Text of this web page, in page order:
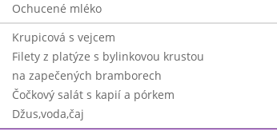
Ochucené mléko
Krupicová s vejcem
Filety z platýze s bylinkovou krustou
na zapečených bramborech
Čočkový salát s kapií a pórkem
Džus,voda,čaj